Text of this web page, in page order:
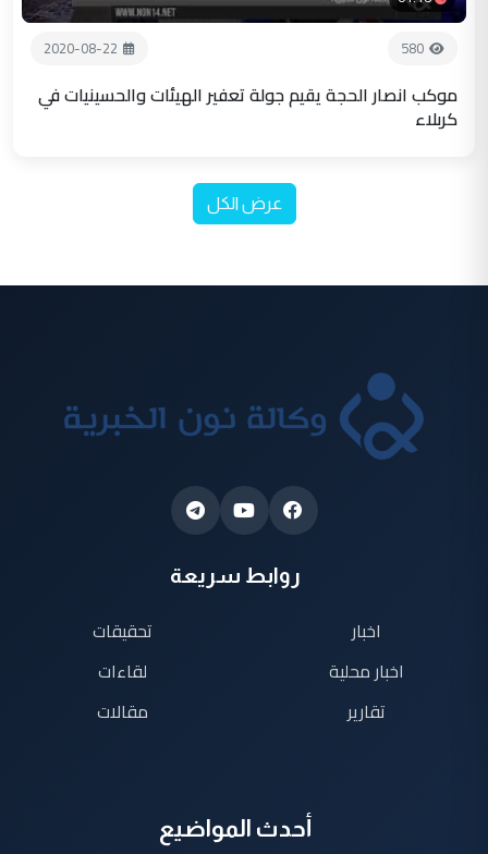
580
2020-08-22
موكب انصار الحجة يقيم جولة تعفير الهيئات والحسينيات في
كربلاء
عرض الكل
روابط سريعة
اخبار
اخبار محلية
تقارير
تحقيقات
لقاءات
مقالات
أحدث المواضيع